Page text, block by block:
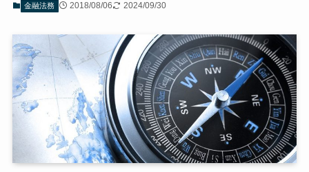
金融法務 2018/08/06 2024/09/30